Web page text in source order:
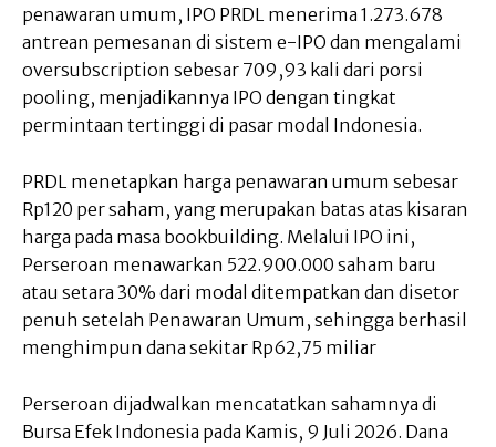
penawaran umum, IPO PRDL menerima 1.273.678
antrean pemesanan di sistem e-IPO dan mengalami
oversubscription sebesar 709,93 kali dari porsi
pooling, menjadikannya IPO dengan tingkat
permintaan tertinggi di pasar modal Indonesia.
PRDL menetapkan harga penawaran umum sebesar
Rp120 per saham, yang merupakan batas atas kisaran
harga pada masa bookbuilding. Melalui IPO ini,
Perseroan menawarkan 522.900.000 saham baru
atau setara 30% dari modal ditempatkan dan disetor
penuh setelah Penawaran Umum, sehingga berhasil
menghimpun dana sekitar Rp62,75 miliar
Perseroan dijadwalkan mencatatkan sahamnya di
Bursa Efek Indonesia pada Kamis, 9 Juli 2026. Dana